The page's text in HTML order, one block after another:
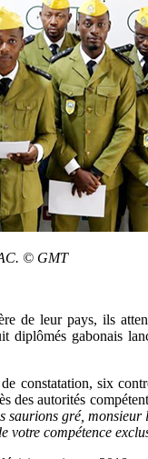
© GMT
de leur pays, ils
gabonais
constatation, six
des autorités
saurions gré,
votre compétence